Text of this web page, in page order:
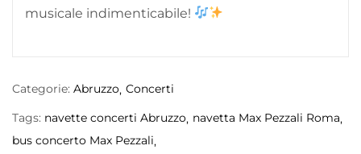
musicale indimenticabile!
Categorie: Abruzzo Concerti
Tags: navette concerti Abruzzo navetta Max Pezzali Roma
bus concerto Max Pezzali